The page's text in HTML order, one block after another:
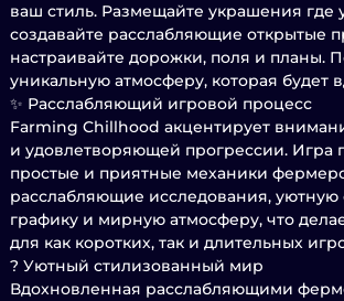
ваш стиль. Размещайте украшения где
создавайте расслабляющие открытые
настраивайте дорожки, поля и планы.
уникальную атмосферу, которая будет
✨ Расслабляющий игровой процесс
Farming Chillhood акцентирует
и удовлетворяющей прогрессии. Игра
простые и приятные механики
расслабляющие исследования, уютную
графику и мирную атмосферу, что
для как коротких, так и длительных
? Уютный стилизованный мир
Вдохновленная расслабляющими